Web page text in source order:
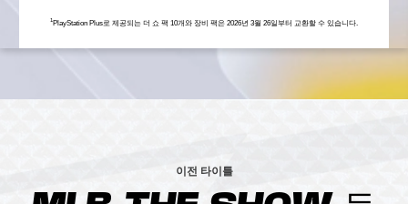
1 PlayStation Plus로 제공되는 더 쇼 팩 10개와 장비 팩은 2026년 3월 26일부터 교환할 수 있습니다.
이전 타이틀